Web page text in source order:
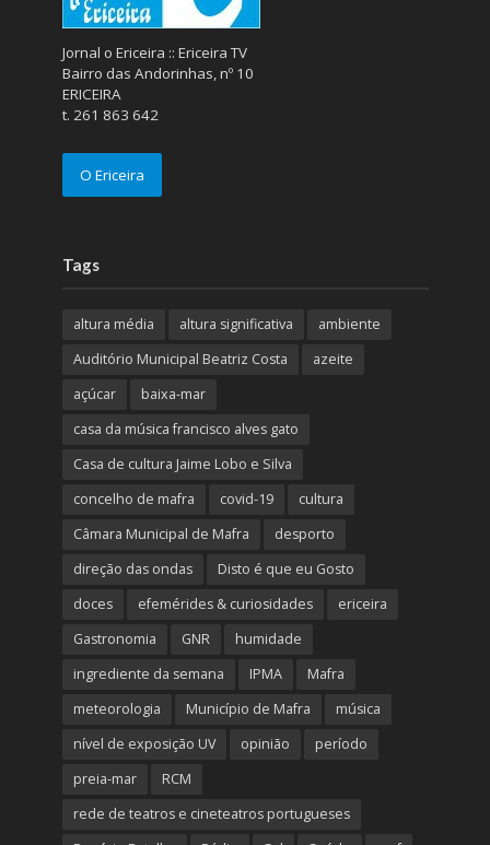
Jornal o Ericeira :: Ericeira TV
Bairro das Andorinhas, nº 10
ERICEIRA
t. 261 863 642
O Ericeira
Tags
altura média altura significativa
ambiente
Auditório Municipal Beatriz Costa
azeite
açúcar
baixa-mar
casa da música francisco alves gato
Casa de cultura Jaime Lobo e Silva
concelho de mafra
covid-19
cultura
Câmara Municipal de Mafra
desporto
direção das ondas
Disto é que eu Gosto
doces
efemérides & curiosidades
ericeira
Gastronomia
GNR
humidade
ingrediente da semana
IPMA
Mafra
meteorologia
Município de Mafra
música
nível de exposição UV
opinião
período
preia-mar
RCM
rede de teatros e cineteatros portugueses